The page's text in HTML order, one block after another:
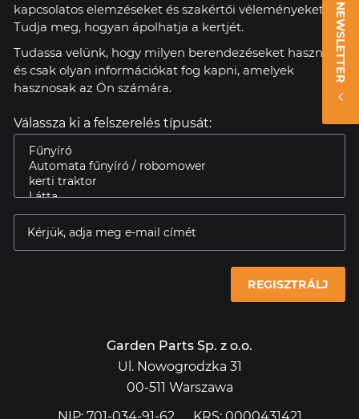
NEWSLETTER
kapcsolatos elemzéseket és szakértői véleményeket.
Tudja meg, hogyan ápolhatja a kertjét.
Tudassa velünk, hogy milyen berendezéseket használ,
és csak olyan információkat fog kapni, amelyek
hasznosak az Ön számára.
Válassza ki a felszerelés típusát:
REGISZTRÁLJ
Garden Parts Sp. z o.o.
Ul. Nowogrodzka 31
00-511 Warszawa